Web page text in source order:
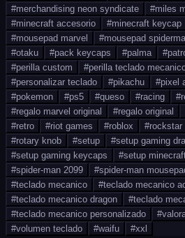
#merchandising neon syndicate #miles
#minecraft accesorio #minecraft keycap
#mousepad marvel #mousepad
#otaku #pack keycaps #palma #
#perilla custom #perilla teclado
#personalizar teclado #pikachu #pixel
#pokemon #ps5 #queso #racing #
#regalo marvel original #regalo original
#retro #riot games #roblox #rockstar
#rotary knob #setup #setup gaming
#setup gaming keycaps #setup
#spider-man 2099 #spider-man
#teclado mecanico #teclado mecanico
#teclado mecanico dragon #teclado
#teclado mecanico personalizado #
#volumen teclado #waifu #xxl